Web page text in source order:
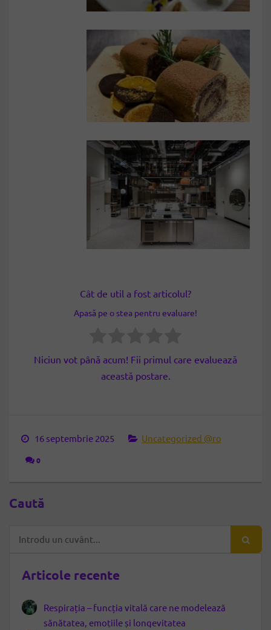
Cât de util a fost articolul?
Apasă pe o stea pentru evaluare!
Niciun vot până acum! Fii primul care evaluează
această postare.
16 septembrie 2025 Uncategorized @ro
0
Caută
Articole recente
Respirația – funcția vitală care ne modelează
sănătatea, emoțiile și longevitatea